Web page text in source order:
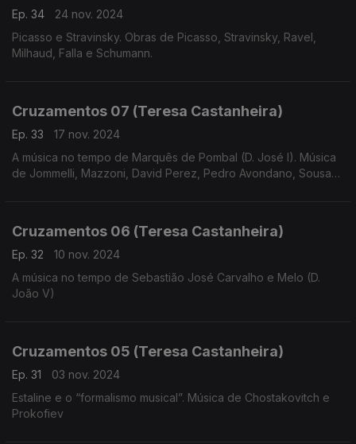
Ep. 34
24 nov. 2024
Picasso e Stravinsky. Obras de Picasso, Stravinsky, Ravel,
Milhaud, Falla e Schumann.
Cruzamentos 07 (Teresa Castanheira)
Ep. 33
17 nov. 2024
A música no tempo de Marquês de Pombal (D. José I). Música
de Jommelli, Mazzoni, David Perez, Pedro Avondano, Sousa
Cruzamentos 06 (Teresa Castanheira)
Ep. 32
10 nov. 2024
A música no tempo de Sebastião José Carvalho e Melo (D.
João V)
Cruzamentos 05 (Teresa Castanheira)
Ep. 31
03 nov. 2024
Estaline e o “formalismo musical”. Música de Chostakovitch e
Prokofiev